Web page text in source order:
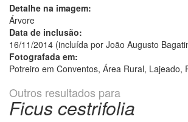
Detalhe na imagem:
Árvore
Data de inclusão:
16/11/2014 (incluída por João Augusto
Fotografada em:
Potreiro em Conventos, Área Rural, Lajeado,
Outros resultados para
Ficus cestrifolia